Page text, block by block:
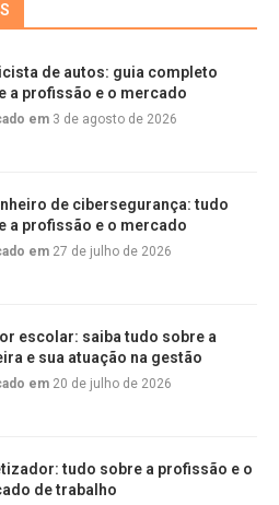
de autos: guia completo
a profissão e o mercado
em 3 de agosto de 2026
de cibersegurança: tudo
a profissão e o mercado
em 27 de julho de 2026
escolar: saiba tudo sobre a
e sua atuação na gestão
em 20 de julho de 2026
tudo sobre a profissão e o
de trabalho